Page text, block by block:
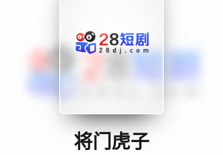
{if condition="$obj.vod_points
gt 0"}
28短剧将门虎子